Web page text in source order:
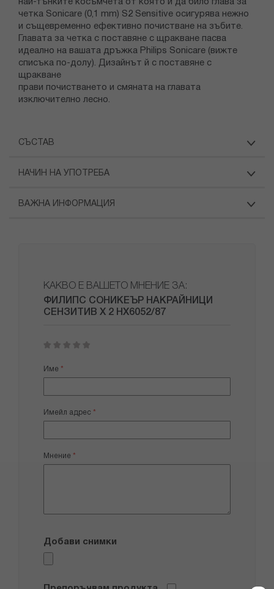
най-тънките косъмчета от която и да било глава за
четка Sonicare (0,1 mm) S2 Sensitive осигурява нежно
и същевременно ефективно почистване на зъбите.
Главата за четка с поставяне с щракване пасва
идеално на вашата дръжка Philips Sonicare (вижте
списъка по-долу). Дизайнът й с поставяне с
щракване
прави почистването и смяната на главата
изключително лесно.
СЪСТАВ
НАЧИН НА УПОТРЕБА
ВАЖНА ИНФОРМАЦИЯ
КАКВО Е ВАШЕТО МНЕНИЕ ЗА:
ФИЛИПС СОНИКЕЪР НАКРАЙНИЦИ
СЕНЗИТИВ Х 2 HX6052/87
star
stars
stars
stars
stars
Име
Имейл адрес
Мнение
Добави снимки